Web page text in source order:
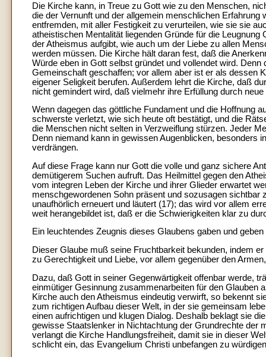
Die Kirche kann, in Treue zu Gott wie zu den Menschen,
die der Vernunft und der allgemein menschlichen
entfremden, mit aller Festigkeit zu verurteilen, wie sie sie
atheistischen Mentalität liegenden Gründe für die
der Atheismus aufgibt, wie auch um der Liebe zu allen
werden müssen. Die Kirche hält daran fest, daß die
Würde eben in Gott selbst gründet und vollendet wird.
Gemeinschaft geschaffen; vor allem aber ist er als dessen
eigener Seligkeit berufen. Außerdem lehrt die Kirche, daß
nicht gemindert wird, daß vielmehr ihre Erfüllung durch
Wenn dagegen das göttliche Fundament und die Hoffnung
schwerste verletzt, wie sich heute oft bestätigt, und die
die Menschen nicht selten in Verzweiflung stürzen. Jeder
Denn niemand kann in gewissen Augenblicken, besonders
verdrängen.
Auf diese Frage kann nur Gott die volle und ganz sichere
demütigerem Suchen aufruft. Das Heilmittel gegen den
vom integren Leben der Kirche und ihrer Glieder erwartet
menschgewordenen Sohn präsent und sozusagen
unaufhörlich erneuert und läutert (17); das wird vor allem
weit herangebildet ist, daß er die Schwierigkeiten klar zu
Ein leuchtendes Zeugnis dieses Glaubens gaben und
Dieser Glaube muß seine Fruchtbarkeit bekunden, indem
zu Gerechtigkeit und Liebe, vor allem gegenüber den
Dazu, daß Gott in seiner Gegenwärtigkeit offenbar werde,
einmütiger Gesinnung zusammenarbeiten für den Glauben
Kirche auch den Atheismus eindeutig verwirft, so bekennt
zum richtigen Aufbau dieser Welt, in der sie gemeinsam
einen aufrichtigen und klugen Dialog. Deshalb beklagt sie
gewisse Staatslenker in Nichtachtung der Grundrechte der
verlangt die Kirche Handlungsfreiheit, damit sie in dieser
schlicht ein, das Evangelium Christi unbefangen zu